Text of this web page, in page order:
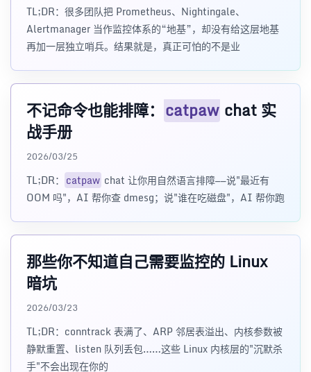
TL;DR：很多团队把 Prometheus、Nightingale、
Alertmanager 当作监控体系的“地基”，却没有给这层地基
再加一层独立哨兵。结果就是，真正可怕的不是业
不记命令也能排障： catpaw chat 实
战手册
2026/03/25
TL;DR： catpaw chat 让你用自然语言排障——说"最近有
OOM 吗"，AI 帮你查 dmesg；说"谁在吃磁盘"，AI 帮你跑
那些你不知道自己需要监控的 Linux
暗坑
2026/03/23
TL;DR：conntrack 表满了、ARP 邻居表溢出、内核参数被
静默重置、listen 队列丢包……这些 Linux 内核层的"沉默杀
手"不会出现在你的